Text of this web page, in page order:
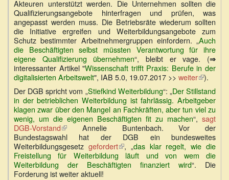
Akteuren unterstützt werden. Die Unternehmen sollten die
Qualifizierungsangebote hinterfragen und prüfen, was
angepasst werden muss. Die Betriebsräte wiederum sollten
die Initiative ergreifen und Weiterbildungsangebote zum
Schutz bestimmter Arbeitnehmergruppen einfordern. „Auch
die Beschäftigten selbst müssten Verantwortung für ihre
eigene Qualifizierung übernehmen“, bleibt er vage. (⇒
interessanter Artikel "Wissenschaft trifft Praxis: Berufe in der
digitalisierten Arbeitswelt", IAB 5.0, 19.07.2017 >> weiter(Link
ist
extern)
).
Der DGB spricht vom „Stiefkind Weiterbildung“: „Der Stillstand
in der betrieblichen Weiterbildung ist fahrlässig. Arbeitgeber
klagen zwar über den Mangel an Fachkräften, aber tun viel zu
wenig, um die eigenen Beschäftigten fit zu machen“, sagt
DGB-Vorstand(Link
ist
extern)
Annelie Buntenbach. Vor der
Bundestagswahl hat der DGB ein bundesweites
Weiterbildungsgesetz gefordert(Link
ist
extern)
, „das klar regelt, wie die
Freistellung für Weiterbildung läuft und von wem die
Weiterbildung der Beschäftigten finanziert wird“. Die
Forderung ist weiter aktuell!